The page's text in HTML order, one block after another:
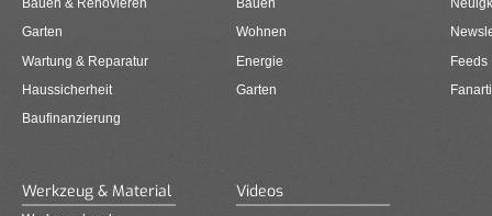
Bauen & Renovieren
Garten
Wartung & Reparatur
Haussicherheit
Baufinanzierung
Bauen
Wohnen
Energie
Garten
Feeds
Werkzeug & Material Videos